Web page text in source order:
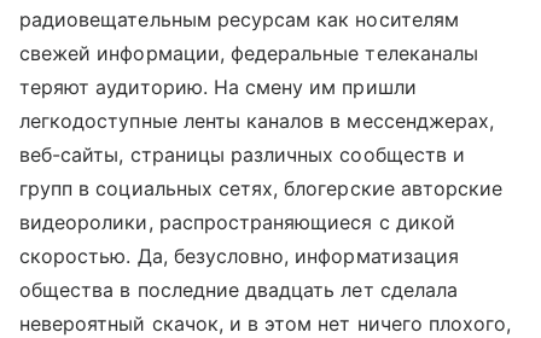
радиовещательным ресурсам как носителям
свежей информации, федеральные телеканалы
теряют аудиторию. На смену им пришли
легкодоступные ленты каналов в мессенджерах,
веб-сайты, страницы различных сообществ и
групп в социальных сетях, блогерские авторские
видеоролики, распространяющиеся с дикой
скоростью. Да, безусловно, информатизация
общества в последние двадцать лет сделала
невероятный скачок, и в этом нет ничего плохого,